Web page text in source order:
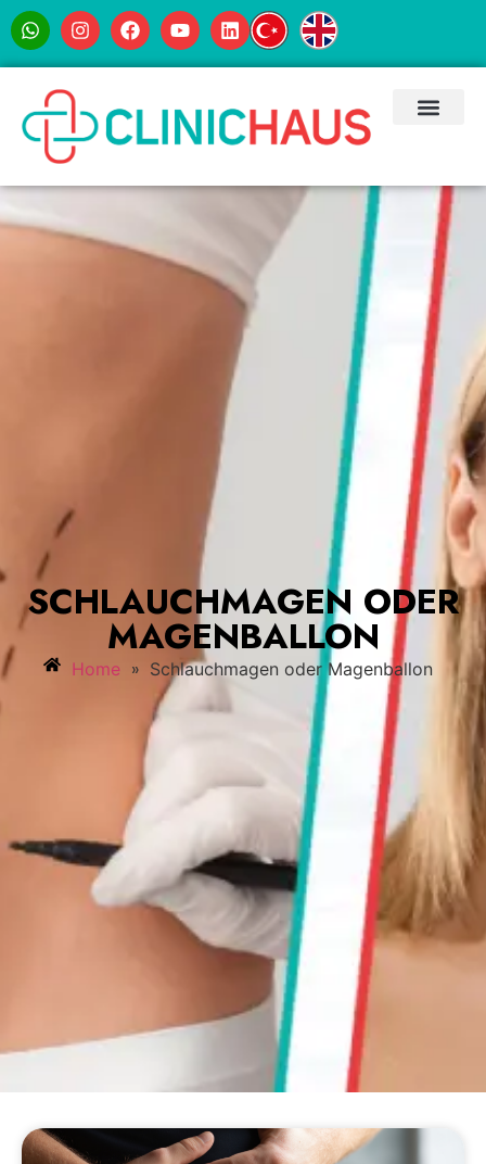
SCHLAUCHMAGEN ODER
MAGENBALLON
Home » Schlauchmagen oder Magenballon